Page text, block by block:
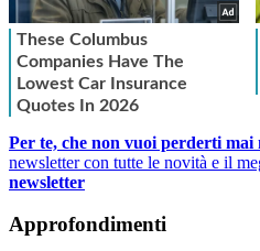
Per te, che non vuoi perderti mai
newsletter con tutte le novità e il
newsletter
Approfondimenti